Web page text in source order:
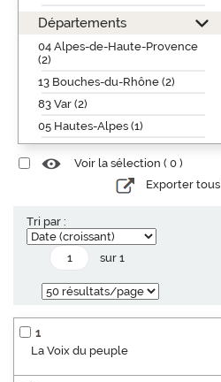
Départements
04 Alpes-de-Haute-Provence
(2)
13 Bouches-du-Rhône (2)
83 Var (2)
05 Hautes-Alpes (1)
Voir la sélection ( 0 )
Exporter
Tri par :
sur 1
1
La Voix du peuple